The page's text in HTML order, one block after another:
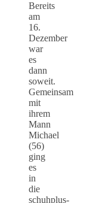
Bereits
am
16.
Dezember
war
es
dann
soweit.
Gemeinsam
mit
ihrem
Mann
Michael
(56)
ging
es
in
die
schuhplus-